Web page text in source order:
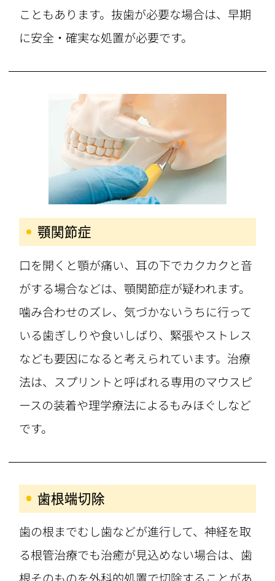
こともあります。抜歯が必要な場合は、早期
に安全・確実な処置が必要です。
顎関節症
口を開くと顎が痛い、耳の下でカクカクと音
がする場合などは、顎関節症が疑われます。
噛み合わせのズレ、気づかないうちに行って
いる歯ぎしりや食いしばり、緊張やストレス
なども要因になると考えられています。治療
法は、スプリントと呼ばれる専用のマウスピ
ースの装着や理学療法によるもみほぐしなど
です。
歯根端切除
歯の根までむし歯などが進行して、神経を取
る根管治療でも治癒が見込めない場合は、歯